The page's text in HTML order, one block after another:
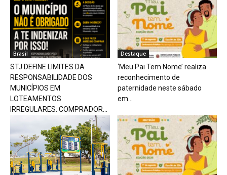
Brasil
STJ DEFINE LIMITES DA
RESPONSABILIDADE DOS
MUNICÍPIOS EM
LOTEAMENTOS
IRREGULARES: COMPRADOR...
Destaque
‘Meu Pai Tem Nome’ realiza
reconhecimento de
paternidade neste sábado
em...